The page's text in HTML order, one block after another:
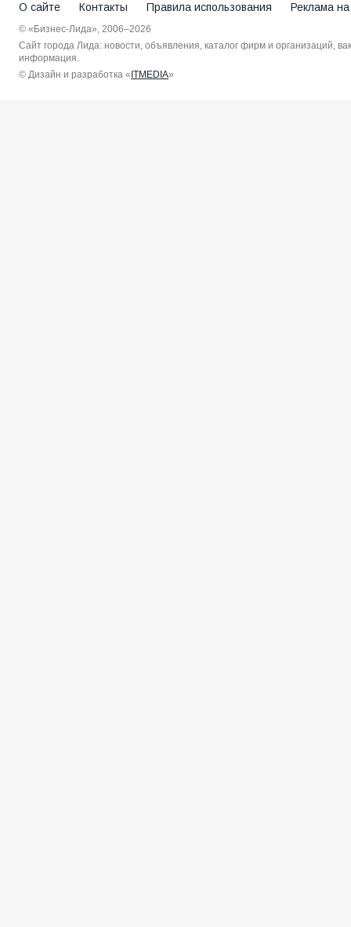
О сайте Контакты Правила использования Реклама
© «Бизнес-Лида», 2006–2026
Сайт города Лида: новости, объявления, каталог фирм и организаций,
информация.
© Дизайн и разработка « ITMEDIA»